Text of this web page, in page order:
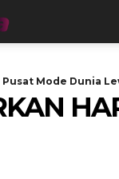
Mode Dunia